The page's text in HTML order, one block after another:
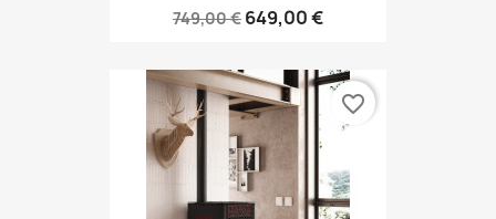
749,00 € 649,00 €
favorite_border